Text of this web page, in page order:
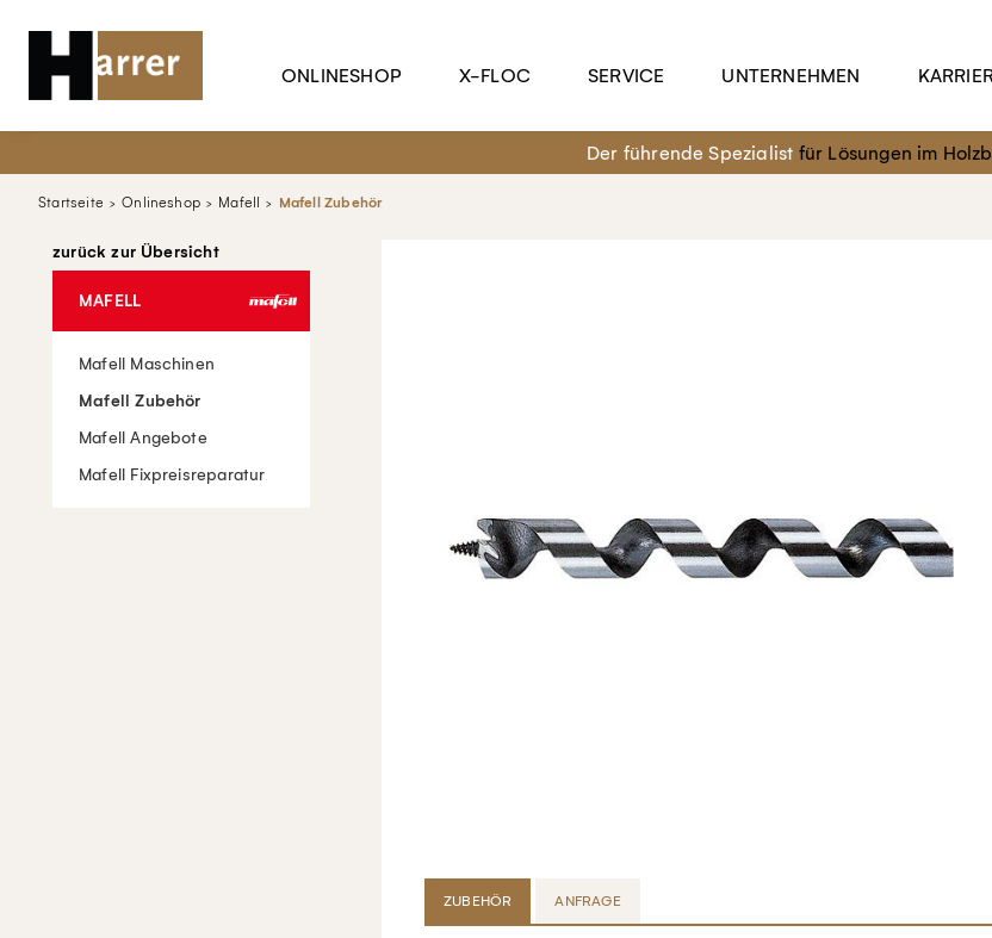
ONLINESHOP X-FLOC SERVICE UNTERNEHMEN
Der führende Spezialist für Lösungen im
Startseite Onlineshop Mafell Mafell Zubehör
zurück zur Übersicht
MAFELL
Mafell Maschinen
Mafell Zubehör
Mafell Angebote
Mafell Fixpreisreparatur
ZUBEHÖR ANFRAGE